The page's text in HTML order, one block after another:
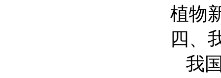
植物
四、
我